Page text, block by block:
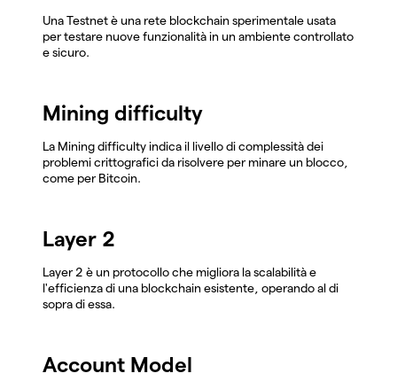
Una Testnet è una rete blockchain sperimentale usata
per testare nuove funzionalità in un ambiente controllato
e sicuro.
Mining difficulty
La Mining difficulty indica il livello di complessità dei
problemi crittografici da risolvere per minare un blocco,
come per Bitcoin.
Layer 2
Layer 2 è un protocollo che migliora la scalabilità e
l'efficienza di una blockchain esistente, operando al di
sopra di essa.
Account Model